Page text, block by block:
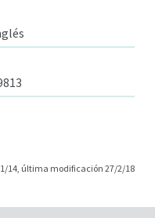
14, última modificación 27/2/18